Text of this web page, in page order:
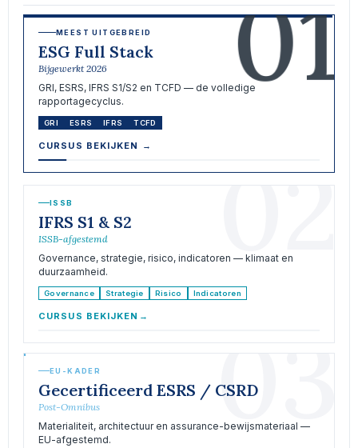
01
MEEST UITGEBREID
ESG Full Stack
Bijgewerkt 2026
GRI, ESRS, IFRS S1/S2 en TCFD — de volledige
rapportagecyclus.
GRI ESRS IFRS TCFD
CURSUS BEKIJKEN → 02
ISSB
IFRS S1 & S2
ISSB-afgestemd
Governance, strategie, risico, indicatoren — klimaat en
duurzaamheid.
Governance Strategie Risico Indicatoren
CURSUS BEKIJKEN → 03
EU-KADER
Gecertificeerd ESRS / CSRD
Post-Omnibus
Materialiteit, architectuur en assurance-bewijsmateriaal —
EU-afgestemd.